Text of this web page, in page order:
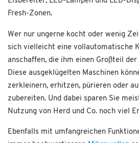
Fresh-Zonen.
Wer nur ungerne kocht oder wenig
sich vielleicht eine vollautomatische
anschaffen, die ihm einen Großteil
Diese ausgeklügelten Maschinen
zerkleinern, erhitzen, pürieren oder
zubereiten. Und dabei sparen Sie
Nutzung von Herd und Co. noch viel
Ebenfalls mit umfangreichen